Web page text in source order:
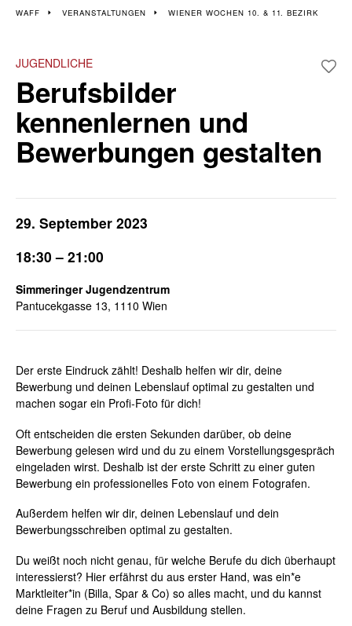
Veranstaltungen im 10.
und 11. Bezirk
WAFF VERANSTALTUNGEN WIENER WOCHEN 10. & 11. BEZIRK
JUGENDLICHE
Berufsbilder
kennenlernen und
Bewerbungen gestalten
29. September 2023
18:30 – 21:00
Simmeringer Jugendzentrum
Pantucekgasse 13, 1110 Wien
Der erste Eindruck zählt! Deshalb helfen wir dir, deine
Bewerbung und deinen Lebenslauf optimal zu gestalten und
machen sogar ein Profi-Foto für dich!
Oft entscheiden die ersten Sekunden darüber, ob deine
Bewerbung gelesen wird und du zu einem Vorstellungsgespräch
eingeladen wirst. Deshalb ist der erste Schritt zu einer guten
Bewerbung ein professionelles Foto von einem Fotografen.
Außerdem helfen wir dir, deinen Lebenslauf und dein
Bewerbungsschreiben optimal zu gestalten.
Du weißt noch nicht genau, für welche Berufe du dich überhaupt
interessierst? Hier erfährst du aus erster Hand, was ein*e
Marktleiter*in (Billa, Spar & Co) so alles macht, und du kannst
deine Fragen zu Beruf und Ausbildung stellen.